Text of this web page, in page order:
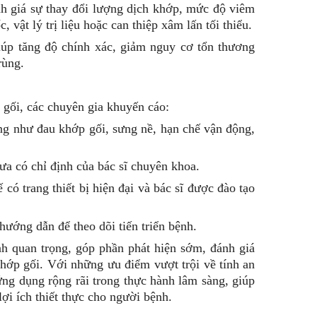
giá sự thay đổi lượng dịch khớp, mức độ viêm
vật lý trị liệu hoặc can thiệp xâm lấn tối thiểu.
tăng độ chính xác, giảm nguy cơ tổn thương
các chuyên gia khuyến cáo:
như đau khớp gối, sưng nề, hạn chế vận động,
có chỉ định của bác sĩ chuyên khoa.
có trang thiết bị hiện đại và bác sĩ được đào tạo
dẫn để theo dõi tiến triển bệnh.
quan trọng, góp phần phát hiện sớm, đánh giá
gối. Với những ưu điểm vượt trội về tính an
dụng rộng rãi trong thực hành lâm sàng, giúp
ích thiết thực cho người bệnh.